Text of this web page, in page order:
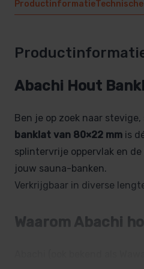
Productinformatie
Abachi Hout
Ben je op zoek naar
banklat van 80×22 mm is
splintervrije oppervlak en
jouw sauna-banken.
Verkrijgbaar in diverse
Waarom Abachi
Abachi (ook bekend als